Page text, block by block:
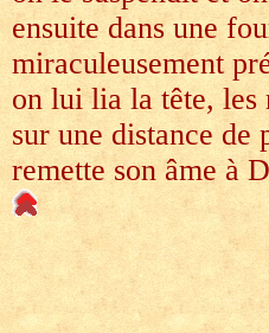
ensuite dans une
miraculeusement
on lui lia la tête, les
sur une distance de
remette son âme à